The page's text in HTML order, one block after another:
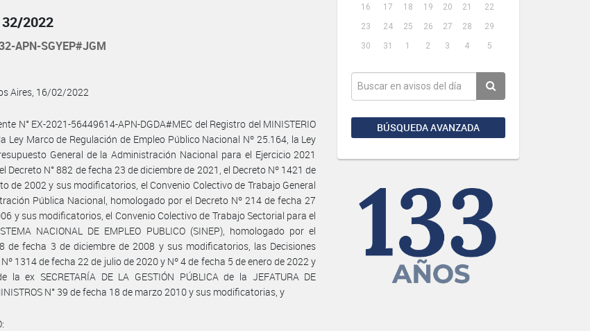
16
17 18 19 20 21
22
23
24 25 26 27 28
29
30
31 1 2 3 4 5
BÚSQUEDA AVANZADA
2022
APN-SGYEP#JGM
Aires, 16/02/2022
N° EX-2021-56449614-APN-DGDA#MEC del Registro del MINISTERIO
Ley Marco de Regulación de Empleo Público Nacional Nº 25.164, la Ley
General de la Administración Nacional para el Ejercicio 2021
Decreto N° 882 de fecha 23 de diciembre de 2021, el Decreto Nº 1421 de
de 2002 y sus modificatorios, el Convenio Colectivo de Trabajo General
Pública Nacional, homologado por el Decreto Nº 214 de fecha 27
y sus modificatorios, el Convenio Colectivo de Trabajo Sectorial para el
NACIONAL DE EMPLEO PUBLICO (SINEP), homologado por el
de fecha 3 de diciembre de 2008 y sus modificatorios, las Decisiones
1314 de fecha 22 de julio de 2020 y Nº 4 de fecha 5 de enero de 2022 y
la ex SECRETARÍA DE LA GESTIÓN PÚBLICA de la JEFATURA DE
N° 39 de fecha 18 de marzo 2010 y sus modificatorias, y